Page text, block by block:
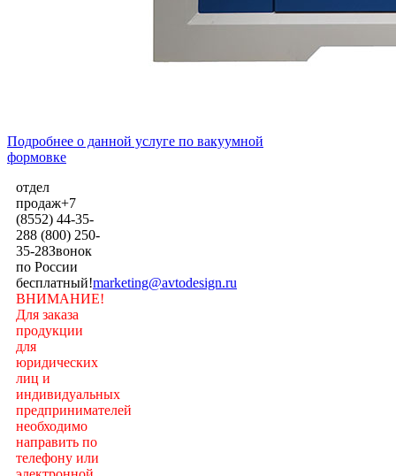
Подробнее о данной услуге по вакуумной
формовке
отдел
продаж+7
(8552) 44-35-
288 (800) 250-
35-28Звонок
по России
бесплатный!marketing@avtodesign.ru
ВНИМАНИЕ!
Для заказа
продукции
для
юридических
лиц и
индивидуальных
предпринимателей
необходимо
направить по
телефону или